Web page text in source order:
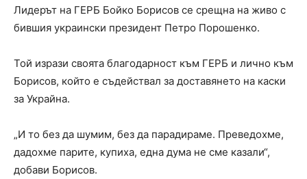
Лидерът на ГЕРБ Бойко Борисов се срещна на живо с
бившия украински президент Петро Порошенко.
Той изрази своята благодарност към ГЕРБ и лично към
Борисов, който е съдействал за доставянето на каски
за Украйна.
„И то без да шумим, без да парадираме. Преведохме,
дадохме парите, купиха, една дума не сме казали“,
добави Борисов.